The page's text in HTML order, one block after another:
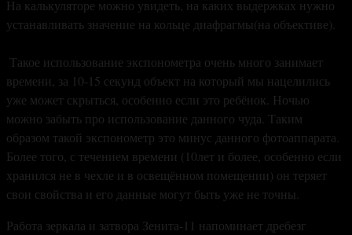
На калькуляторе можно увидеть, на каких выдержках нужно
устанавливать значение на кольце диафрагмы(на объективе).
Такое использование экспонометра очень много занимает
времени, за 10-15 секунд объект на который мы нацелились
уже может скрыться, особенно если это ребёнок. Ночью
можно забыть про использование данного чуда. Таким
образом такой экспонометр это минус данного фотоаппарата.
Более того, с течением времени (10лет и более, особенно если
хранился не в чехле и в освещённом помещении) он теряет
свои свойства и его данные могут быть уже не точны.
Работа зеркала и затвора Зенита-11 напоминает дребезг